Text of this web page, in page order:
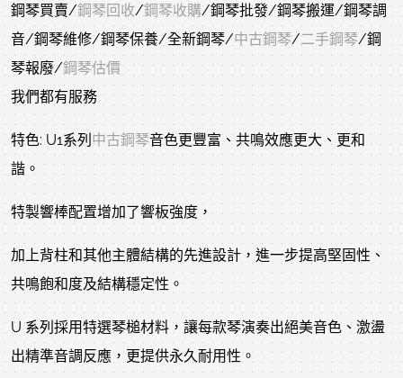
鋼琴買賣/鋼琴回收/鋼琴收購/鋼琴批發/鋼琴搬運/鋼琴調
音/鋼琴維修/鋼琴保養/全新鋼琴/中古鋼琴/二手鋼琴/鋼
琴報廢/鋼琴估價
我們都有服務
特色: U1系列 中古鋼琴音色更豐富、共鳴效應更大、更和
諧。
特製響棒配置增加了響板強度，
加上背柱和其他主體結構的先進設計，進一步提高堅固性、
共鳴飽和度及結構穩定性。
U 系列採用特選琴槌材料，讓每款琴演奏出絕美音色、激盪
出精準音調反應，更提供永久耐用性。